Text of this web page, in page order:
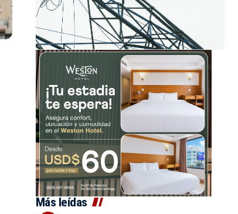
Más leídas